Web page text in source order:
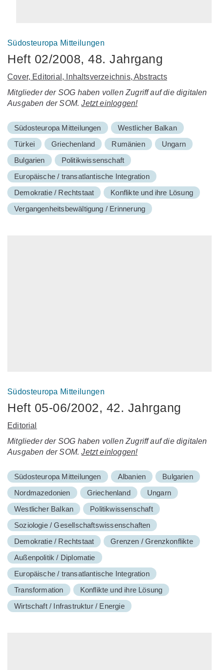
Südosteuropa Mitteilungen
Heft 02/2008, 48. Jahrgang
Cover, Editorial, Inhaltsverzeichnis, Abstracts
Mitglieder der SOG haben vollen Zugriff auf die digitalen
Ausgaben der SOM.Jetzt einloggen!
Südosteuropa Mitteilungen
Westlicher Balkan
Türkei
Griechenland Rumänien
Ungarn
Bulgarien
Politikwissenschaft
Europäische / transatlantische Integration
Demokratie / Rechtstaat
Konflikte und ihre Lösung
Vergangenheitsbewältigung / Erinnerung
Südosteuropa Mitteilungen
Heft 05-06/2002, 42. Jahrgang
Editorial
Mitglieder der SOG haben vollen Zugriff auf die digitalen
Ausgaben der SOM.Jetzt einloggen!
Südosteuropa Mitteilungen Albanien
Bulgarien
Nordmazedonien
Griechenland
Ungarn
Westlicher Balkan
Politikwissenschaft
Soziologie / Gesellschaftswissenschaften
Demokratie / Rechtstaat
Grenzen / Grenzkonflikte
Außenpolitik / Diplomatie
Europäische / transatlantische Integration
Transformation
Konflikte und ihre Lösung
Wirtschaft / Infrastruktur / Energie